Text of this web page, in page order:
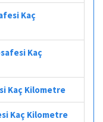
Kaç
Kaç
Kaç Kilometre
Kaç Kilometre